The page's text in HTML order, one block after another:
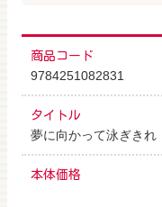
商品コード
9784251082831
タイトル
夢に向かって泳ぎきれ
本体価格